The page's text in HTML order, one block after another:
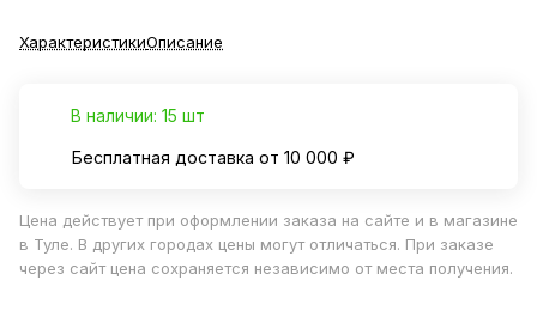
ХарактеристикиОписание
В наличии: 15 шт
Бесплатная доставка от 10 000 ₽
Цена действует при оформлении заказа на сайте и в магазине
в Туле. В других городах цены могут отличаться. При заказе
через сайт цена сохраняется независимо от места получения.